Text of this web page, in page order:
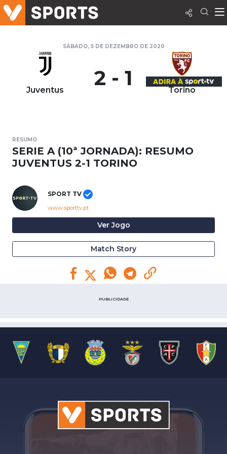
SÁBADO, 5 DE DEZEMBRO DE 2020
Juventus 2 - 1 Torino
RESUMO
SERIE A (10ª JORNADA): RESUMO
JUVENTUS 2-1 TORINO
SPORT TV
www.sporttv.pt
Ver Jogo
Match Story
PUBLICIDADE